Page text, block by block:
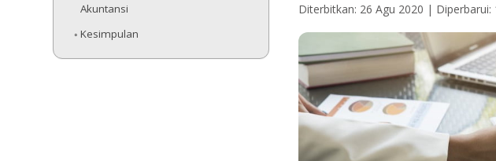
Akuntansi
Kesimpulan
Diterbitkan: 26 Agu 2020 | Diperbarui: